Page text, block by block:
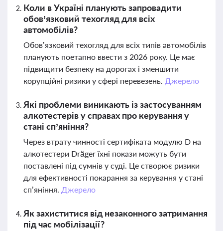
Коли в Україні планують запровадити
обов’язковий техогляд для всіх
автомобілів?
Обов’язковий техогляд для всіх типів автомобілів
планують поетапно ввести з 2026 року. Це має
підвищити безпеку на дорогах і зменшити
корупційні ризики у сфері перевезень. Джерело
Які проблеми виникають із застосуванням
алкотестерів у справах про керування у
стані сп’яніння?
Через втрату чинності сертифіката модулю D на
алкотестери Dräger їхні покази можуть бути
поставлені під сумнів у суді. Це створює ризики
для ефективності покарання за керування у стані
сп’яніння. Джерело
Як захиститися від незаконного затримання
під час мобілізації?